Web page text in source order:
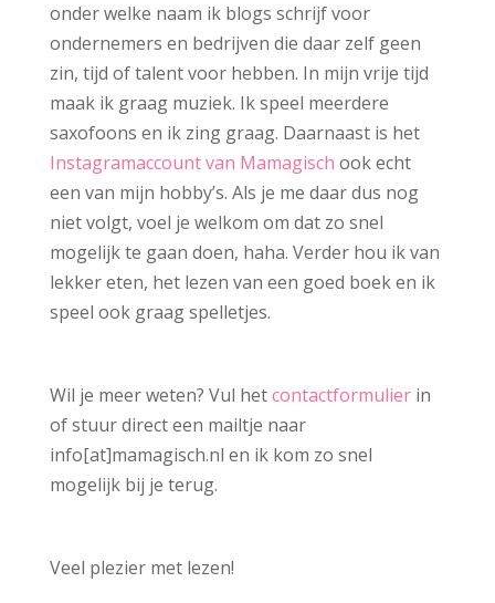
onder welke naam ik blogs schrijf voor
ondernemers en bedrijven die daar zelf geen
zin, tijd of talent voor hebben. In mijn vrije tijd
maak ik graag muziek. Ik speel meerdere
saxofoons en ik zing graag. Daarnaast is het
Instagramaccount van Mamagisch ook echt
een van mijn hobby’s. Als je me daar dus nog
niet volgt, voel je welkom om dat zo snel
mogelijk te gaan doen, haha. Verder hou ik van
lekker eten, het lezen van een goed boek en ik
speel ook graag spelletjes.
Wil je meer weten? Vul hetcontactformulierin
of stuur direct een mailtje naar
info[at]mamagisch.nl en ik kom zo snel
mogelijk bij je terug.
Veel plezier met lezen!